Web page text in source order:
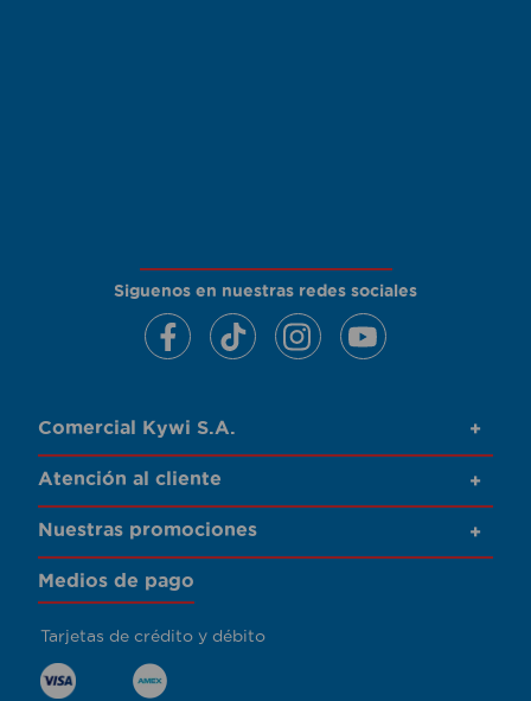
Siguenos en nuestras redes sociales
Comercial Kywi S.A. +
Atención al cliente +
Nuestras promociones +
Medios de pago
Tarjetas de crédito y débito